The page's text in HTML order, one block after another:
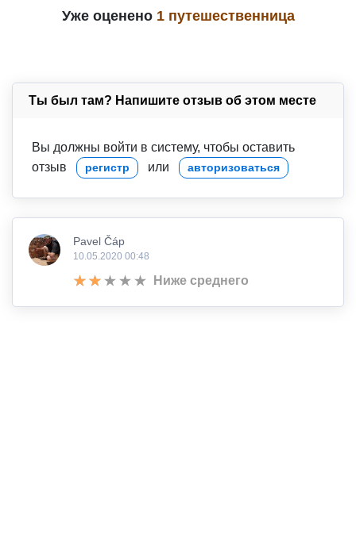
Уже оценено 1 путешественница
Ты был там? Напишите отзыв об этом месте
Вы должны войти в систему, чтобы оставить
отзыв
регистр или авторизоваться
Pavel Čáp
10.05.2020 00:48
Ниже среднего